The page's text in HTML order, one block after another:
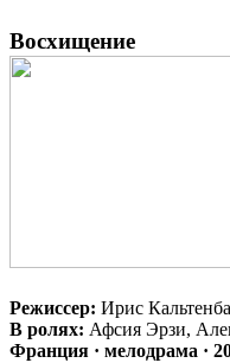
Восхищение
Режиссер: Ирис
В ролях: Афсия Эрзи,
Франция · мелодрама ·